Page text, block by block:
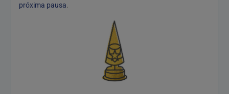
próxima pausa.